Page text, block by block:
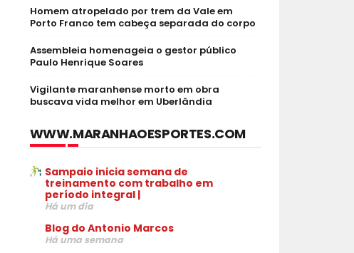
Homem atropelado por trem da Vale em
Porto Franco tem cabeça separada do corpo
Assembleia homenageia o gestor público
Paulo Henrique Soares
Vigilante maranhense morto em obra
buscava vida melhor em Uberlândia
WWW.MARANHAOESPORTES.COM
Sampaio inicia semana de
treinamento com trabalho em
período integral |
Há um dia
Blog do Antonio Marcos
Há uma semana